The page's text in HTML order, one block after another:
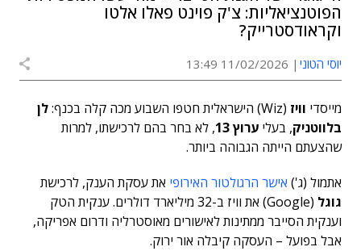
הפוטנציאליות: צ'ק פוינט פאלו אלטו
וקראודסטרייק?
יוסי הטוני 11/02/2026 13:49
מייסדי וויז (Wiz) הישראלית חטפו השבוע מכה קלה בכנף:
לן
בלווטניק, בעלי ערוץ 13
, לא בחר בהם לרכישתו, למרות
שהצעתם הייתה הגבוהה ביותר.
אתמול (ג') אישר הרגולטור האירופי את עסקת הענק, לרכישת
גוגל
(Google) את וויז ב-32 מיליארד דולרים. ענקית הטק
וענקית הסייבר ממתינות לאישורים מאוסטרליה ודרום אפריקה,
אבל בפועל – העסקה קיבלה אור ירוק.